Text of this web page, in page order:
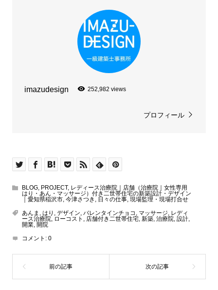
imazudesign 252,982 views
プロフィール
BLOG, PROJECT, レディース治療院｜店舗（治療院｜女性専用
はり・あん・マッサージ）付き二世帯住宅の新築設計・デザイン
｜愛知県稲沢市, 今津さつき , 日々の仕事, 現場監理・現場打合せ
あんま , はり , デザイン, バレンタインチョコ , マッサージ, レディ
ース治療院, ローコスト , 店舗付き二世帯住宅, 新築, 治療院, 設計,
開業, 開院
コメント: 0